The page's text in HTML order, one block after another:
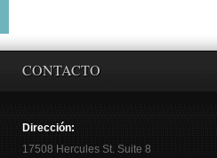
CONTACTO
Dirección:
17508 Hercules St. Suite 8